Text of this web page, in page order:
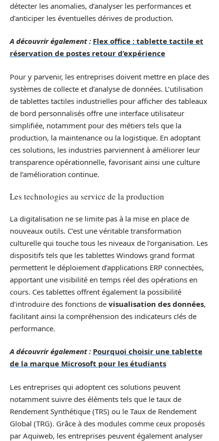
détecter les anomalies, d’analyser les performances et
d’anticiper les éventuelles dérives de production.
A découvrir également : Flex office : tablette tactile et
réservation de postes retour d’expérience
Pour y parvenir, les entreprises doivent mettre en place des
systèmes de collecte et d’analyse de données. L’utilisation
de tablettes tactiles industrielles pour afficher des tableaux
de bord personnalisés offre une interface utilisateur
simplifiée, notamment pour des métiers tels que la
production, la maintenance ou la logistique. En adoptant
ces solutions, les industries parviennent à améliorer leur
transparence opérationnelle, favorisant ainsi une culture
de l’amélioration continue.
Les technologies au service de la production
La digitalisation ne se limite pas à la mise en place de
nouveaux outils. C’est une véritable transformation
culturelle qui touche tous les niveaux de l’organisation. Les
dispositifs tels que les tablettes Windows grand format
permettent le déploiement d’applications ERP connectées,
apportant une visibilité en temps réel des opérations en
cours. Ces tablettes offrent également la possibilité
d’introduire des fonctions de visualisation des données,
facilitant ainsi la compréhension des indicateurs clés de
performance.
A découvrir également : Pourquoi choisir une tablette
de la marque Microsoft pour les étudiants
Les entreprises qui adoptent ces solutions peuvent
notamment suivre des éléments tels que le taux de
Rendement Synthétique (TRS) ou le Taux de Rendement
Global (TRG). Grâce à des modules comme ceux proposés
par Aquiweb, les entreprises peuvent également analyser